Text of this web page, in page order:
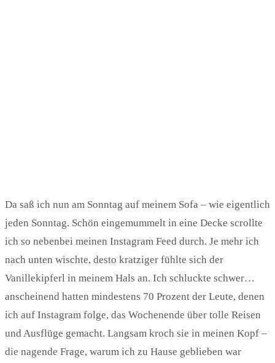
Da saß ich nun am Sonntag auf meinem Sofa – wie eigentlich
jeden Sonntag. Schön eingemummelt in eine Decke scrollte
ich so nebenbei meinen Instagram Feed durch. Je mehr ich
nach unten wischte, desto kratziger fühlte sich der
Vanillekipferl in meinem Hals an. Ich schluckte schwer…
anscheinend hatten mindestens 70 Prozent der Leute, denen
ich auf Instagram folge, das Wochenende über tolle Reisen
und Ausflüge gemacht. Langsam kroch sie in meinen Kopf –
die nagende Frage, warum ich zu Hause geblieben war